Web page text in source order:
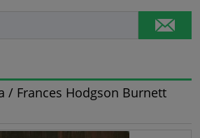
/ Frances Hodgson Burnett